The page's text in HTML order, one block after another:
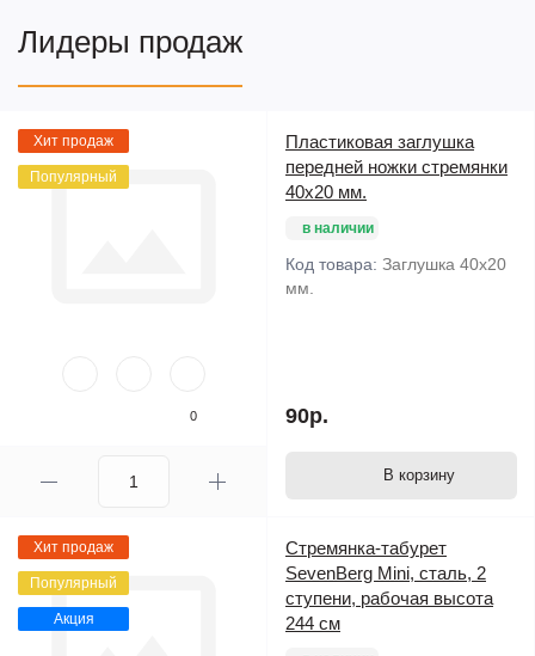
Лидеры продаж
Хит продаж
Популярный
0
Пластиковая заглушка
передней ножки стремянки
40х20 мм.
в наличии
Код товара: Заглушка 40х20
мм.
90р.
В корзину
Хит продаж
Популярный
Акция
Стремянка-табурет
SevenBerg Mini, сталь, 2
ступени, рабочая высота
244 см